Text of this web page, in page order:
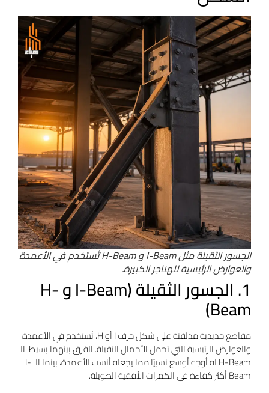
الجسور الثقيلة مثل I-Beam و H-Beam تُستخدم في الأعمدة
والعوارض الرئيسية للهناجر الكبيرة.
1. الجسور الثقيلة (I-Beam و H-
Beam)
مقاطع حديدية مدلفنة على شكل حرف I أو H، تُستخدم في الأعمدة
والعوارض الرئيسية التي تحمل الأحمال الثقيلة. الفرق بينهما بسيط: الـ
H-Beam له أوجه أوسع نسبيًا مما يجعله أنسب للأعمدة، بينما الـ I-
Beam أكثر كفاءة في الكمرات الأفقية الطويلة.